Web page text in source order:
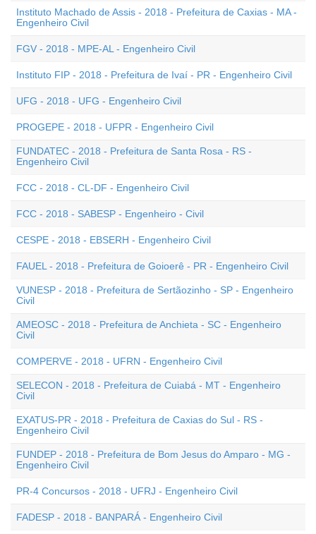
Instituto Machado de Assis - 2018 - Prefeitura de Caxias - MA -
Engenheiro Civil
FGV - 2018 - MPE-AL - Engenheiro Civil
Instituto FIP - 2018 - Prefeitura de Ivaí - PR - Engenheiro Civil
UFG - 2018 - UFG - Engenheiro Civil
PROGEPE - 2018 - UFPR - Engenheiro Civil
FUNDATEC - 2018 - Prefeitura de Santa Rosa - RS -
Engenheiro Civil
FCC - 2018 - CL-DF - Engenheiro Civil
FCC - 2018 - SABESP - Engenheiro - Civil
CESPE - 2018 - EBSERH - Engenheiro Civil
FAUEL - 2018 - Prefeitura de Goioerê - PR - Engenheiro Civil
VUNESP - 2018 - Prefeitura de Sertãozinho - SP - Engenheiro
Civil
AMEOSC - 2018 - Prefeitura de Anchieta - SC - Engenheiro
Civil
COMPERVE - 2018 - UFRN - Engenheiro Civil
SELECON - 2018 - Prefeitura de Cuiabá - MT - Engenheiro
Civil
EXATUS-PR - 2018 - Prefeitura de Caxias do Sul - RS -
Engenheiro Civil
FUNDEP - 2018 - Prefeitura de Bom Jesus do Amparo - MG -
Engenheiro Civil
PR-4 Concursos - 2018 - UFRJ - Engenheiro Civil
FADESP - 2018 - BANPARÁ - Engenheiro Civil